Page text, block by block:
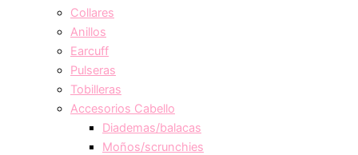
Collares
Anillos
Earcuff
Pulseras
Tobilleras
Accesorios Cabello
Diademas/balacas
Moños/scrunchies